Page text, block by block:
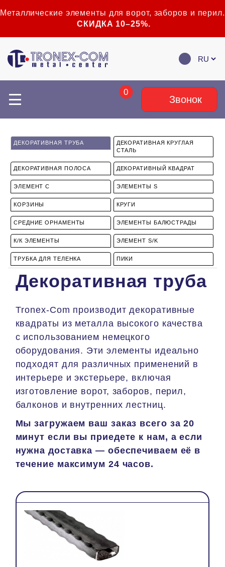
Металлические элементы для ворот, заборов и перил.
СКИДКА 10–25%.
0
Звонок
ДЕКОРАТИВНАЯ ТРУБА
ДЕКОРАТИВНАЯ КРУГЛАЯ
СТАЛЬ
ДЕКОРАТИВНАЯ ПОЛОСА ДЕКОРАТИВНЫЙ КВАДРАТ
ЭЛЕМЕНТ С ЭЛЕМЕНТЫ S
КОРЗИНЫ КРУГИ
СРЕДНИЕ ОРНАМЕНТЫ ЭЛЕМЕНТЫ БАЛЮСТРАДЫ
К/К ЭЛЕМЕНТЫ ЭЛЕМЕНТ S/K
ТРУБКА ДЛЯ ТЕЛЕНКА ПИКИ
Декоративная труба
Тronex-Com производит декоративные
квадраты из металла высокого качества
с использованием немецкого
оборудования. Эти элементы идеально
подходят для различных применений в
интерьере и экстерьере, включая
изготовление ворот, заборов, перил,
балконов и внутренних лестниц.
Мы загружаем ваш заказ всего за 20
минут если вы приедете к нам, а если
нужна доставка — обеспечиваем её в
течение максимум 24 часов.
Кол-во Total